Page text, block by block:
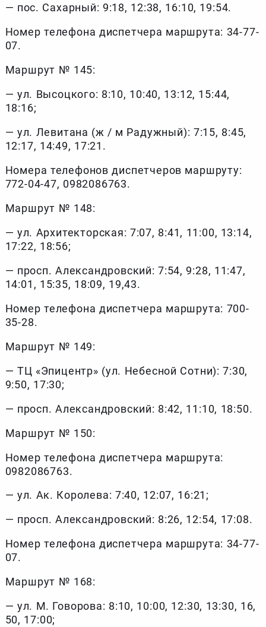
— пос. Сахарный: 9:18, 12:38, 16:10, 19:54.
Номер телефона диспетчера маршрута: 34-77-
07.
Маршрут № 145:
— ул. Высоцкого: 8:10, 10:40, 13:12, 15:44,
18:16;
— ул. Левитана (ж / м Радужный): 7:15, 8:45,
12:17, 14:49, 17:21.
Номера телефонов диспетчеров маршруту:
772-04-47, 0982086763.
Маршрут № 148:
— ул. Архитекторская: 7:07, 8:41, 11:00, 13:14,
17:22, 18:56;
— просп. Александровский: 7:54, 9:28, 11:47,
14:01, 15:35, 18:09, 19,43.
Номер телефона диспетчера маршрута: 700-
35-28.
Маршрут № 149:
— ТЦ «Эпицентр» (ул. Небесной Сотни): 7:30,
9:50, 17:30;
— просп. Александровский: 8:42, 11:10, 18:50.
Маршрут № 150:
Номер телефона диспетчера маршрута:
0982086763.
— ул. Ак. Королева: 7:40, 12:07, 16:21;
— просп. Александровский: 8:26, 12:54, 17:08.
Номер телефона диспетчера маршрута: 34-77-
07.
Маршрут № 168:
— ул. М. Говорова: 8:10, 10:00, 12:30, 13:30, 16,
50, 17:00;